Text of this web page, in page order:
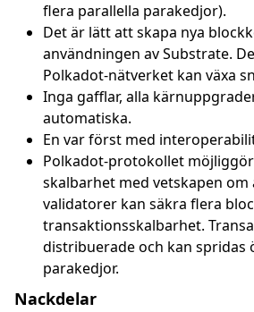
flera parallella parakedjor).
Det är lätt att skapa nya
användningen av Substrate.
Polkadot-nätverket kan växa
Inga gafflar, alla
automatiska.
En var först med
Polkadot-protokollet
skalbarhet med vetskapen om
validatorer kan säkra flera
transaktionsskalbarhet.
distribuerade och kan spridas
parakedjor.
Nackdelar